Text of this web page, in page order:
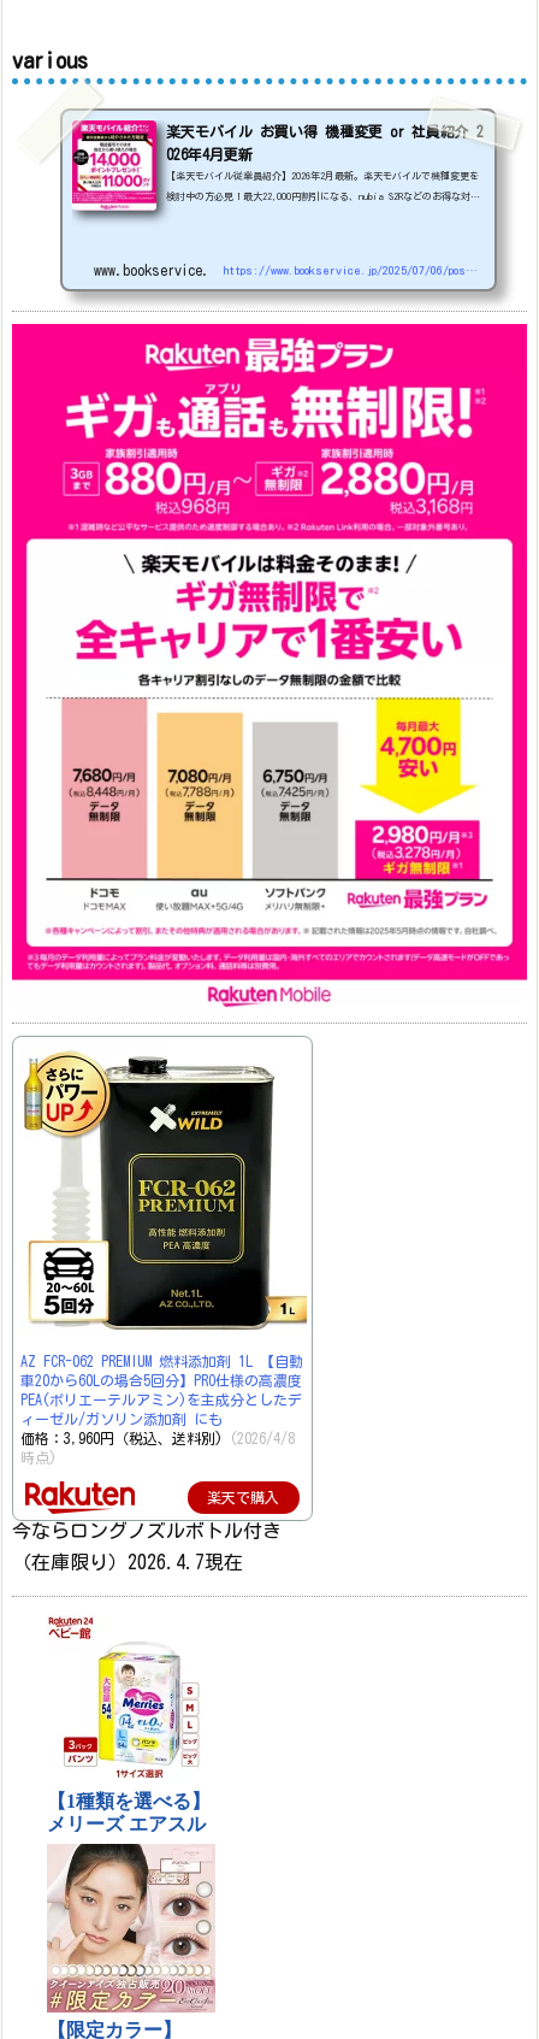
various
楽天モバイル お買い得 機種変更 or 社員紹介 2
026年4月更新
【楽天モバイル従業員紹介】2026年2月最新。楽天モバイルで機種変更を
検討中の方必見！最大22,000円割引になる、nubia S2Rなどのお得な対象
arrows We2 1円 arrows We2 Plus #1円 値
下げ（2026/3/3） AQUOS sense9 33,900円 Phone (3a) 128GB
www.bookservice.jp https://www.bookservice.jp/2025/07/06/post-48181
AZ FCR-062 PREMIUM 燃料添加剤 1L 【自動
車20から60Lの場合5回分】PRO仕様の高濃度
PEA(ポリエーテルアミン)を主成分としたデ
ィーゼル/ガソリン添加剤 にも
価格：3,960円（税込、送料別)
(2026/4/8
時点)
楽天で購入
今ならロングノズルボトル付き
（在庫限り）2026.4.7現在